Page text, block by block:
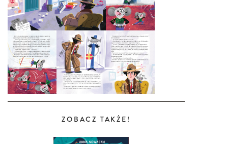
ZOBACZ TAKŻE!